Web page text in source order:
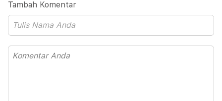
Tambah Komentar